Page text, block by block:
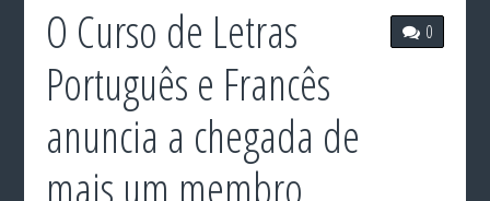
0
O Curso de Letras
Português e Francês
anuncia a chegada de
mais um membro